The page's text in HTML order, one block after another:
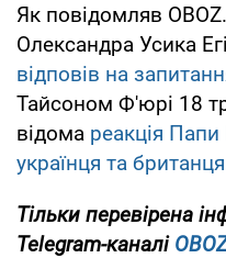
Як повідомляв
Олександра Усика
відповів на
Тайсоном Ф'юрі 18
відома реакція
українця та британця
Тільки перевірена
Telegram-каналі